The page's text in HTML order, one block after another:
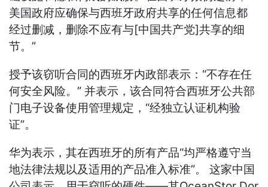
美国政府应确保与西班牙政府共享的任何信息都
经过删减，删除不应有与[中国共产党]共享的细
节。”
授予该窃听合同的西班牙内政部表示：“不存在任
何安全风险。” 并表示，该合同符合西班牙公共部
门电子设备使用管理规定，“经独立认证机构验
证”。
华为表示，其在西班牙的所有产品“均严格遵守当
地法律法规以及适用的产品准入标准”。 这家中国